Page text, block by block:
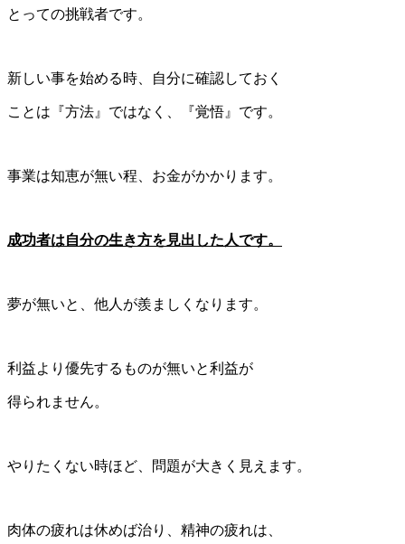
とっての挑戦者です。
新しい事を始める時、自分に確認しておく
ことは『方法』ではなく、『覚悟』です。
事業は知恵が無い程、お金がかかります。
成功者は自分の生き方を見出した人です。
夢が無いと、他人が羨ましくなります。
利益より優先するものが無いと利益が
得られません。
やりたくない時ほど、問題が大きく見えます。
肉体の疲れは休めば治り、精神の疲れは、